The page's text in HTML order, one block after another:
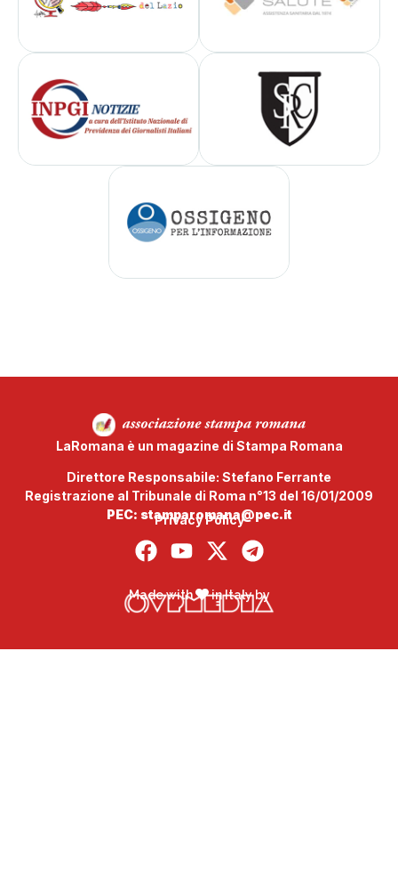
LaRomana è un magazine di Stampa Romana
Direttore Responsabile: Stefano Ferrante
Registrazione al Tribunale di Roma n°13 del 16/01/2009
PEC: stamparomana@pec.it
Privacy Policy
Made with in Italy by